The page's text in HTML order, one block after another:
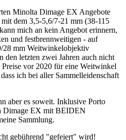
Minolta Dimage EX Angebote
dem 3,5-5,6/7-21 mm (38-115
mich an kein Angebot erinnern,
und festbrennweitigen - auf
28 mm Weitwinkelobjektiv
den letzten zwei Jahren auch nicht
Preise vor 2020 für eine Weitwinkel
ich bei aller Sammelleidenschaft
aber es soweit. Inklusive Porto
Dimage EX mit BEIDEN
Sammlung.
gebührend "gefeiert" wird!